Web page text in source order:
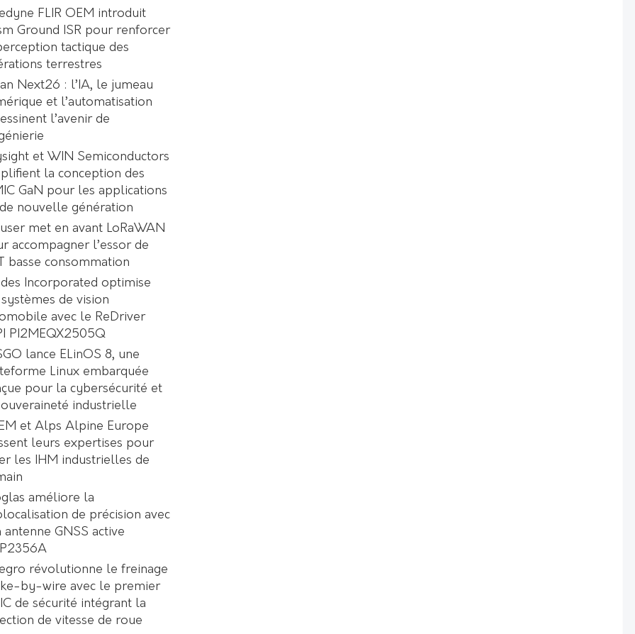
FLIR OEM introduit
Ground ISR pour renforcer
tactique des
terrestres
Next26 : l’IA, le jumeau
et l’automatisation
l’avenir de
et WIN Semiconductors
la conception des
GaN pour les applications
nouvelle génération
met en avant LoRaWAN
accompagner l’essor de
basse consommation
Incorporated optimise
de vision
avec le ReDriver
PI2MEQX2505Q
lance ELinOS 8, une
Linux embarquée
pour la cybersécurité et
industrielle
et Alps Alpine Europe
leurs expertises pour
les IHM industrielles de
améliore la
de précision avec
antenne GNSS active
révolutionne le freinage
by-wire avec le premier
de sécurité intégrant la
de vitesse de roue